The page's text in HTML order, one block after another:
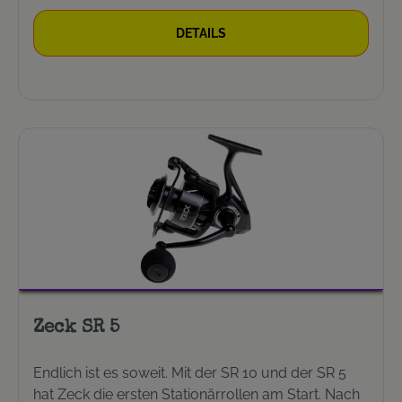
Rücklaufsperre: Unendlich & nicht ausschaltbar
Kugellager: 6+1
DETAILS
Zeck SR 5
Endlich ist es soweit. Mit der SR 10 und der SR 5
hat Zeck die ersten Stationärrollen am Start. Nach